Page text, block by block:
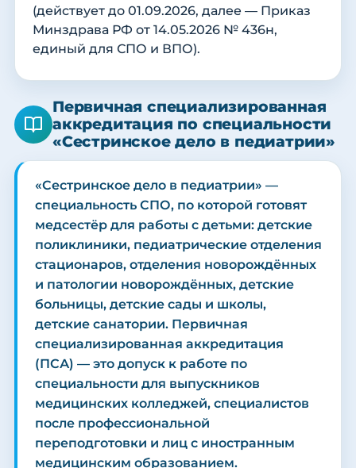
(действует до 01.09.2026, далее — Приказ
Минздрава РФ от 14.05.2026 № 436н,
единый для СПО и ВПО).
Первичная специализированная
аккредитация по специальности
«Сестринское дело в педиатрии»
«Сестринское дело в педиатрии» —
специальность СПО, по которой готовят
медсестёр для работы с детьми: детские
поликлиники, педиатрические отделения
стационаров, отделения новорождённых
и патологии новорождённых, детские
больницы, детские сады и школы,
детские санатории. Первичная
специализированная аккредитация
(ПСА) — это допуск к работе по
специальности для выпускников
медицинских колледжей, специалистов
после профессиональной
переподготовки и лиц с иностранным
медицинским образованием.